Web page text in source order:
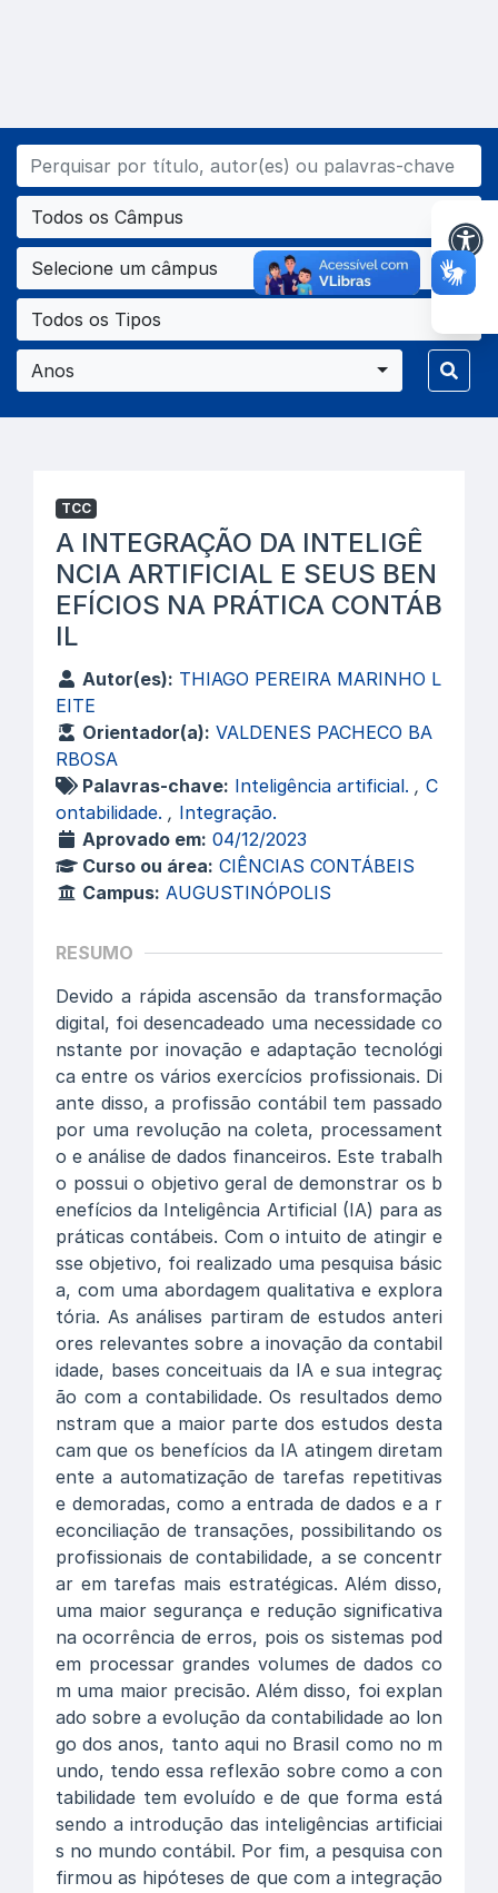
Todos os Câmpus
Selecione um câmpus
Todos os Tipos
Anos
TCC
A INTEGRAÇÃO DA INTELIGÊ
NCIA ARTIFICIAL E SEUS BEN
EFÍCIOS NA PRÁTICA CONTÁB
IL
Autor(es): THIAGO PEREIRA MARINHO L
EITE
Orientador(a): VALDENES PACHECO BA
RBOSA
Palavras-chave: Inteligência artificial. , C
ontabilidade. , Integração.
Aprovado em: 04/12/2023
Curso ou área: CIÊNCIAS CONTÁBEIS
Campus: AUGUSTINÓPOLIS
RESUMO
Devido a rápida ascensão da transformação
digital, foi desencadeado uma necessidade co
nstante por inovação e adaptação tecnológi
ca entre os vários exercícios profissionais. Di
ante disso, a profissão contábil tem passado
por uma revolução na coleta, processament
o e análise de dados financeiros. Este trabalh
o possui o objetivo geral de demonstrar os b
enefícios da Inteligência Artificial (IA) para as
práticas contábeis. Com o intuito de atingir e
sse objetivo, foi realizado uma pesquisa básic
a, com uma abordagem qualitativa e explora
tória. As análises partiram de estudos anteri
ores relevantes sobre a inovação da contabil
idade, bases conceituais da IA e sua integraç
ão com a contabilidade. Os resultados demo
nstram que a maior parte dos estudos desta
cam que os benefícios da IA atingem diretam
ente a automatização de tarefas repetitivas
e demoradas, como a entrada de dados e a r
econciliação de transações, possibilitando os
profissionais de contabilidade, a se concentr
ar em tarefas mais estratégicas. Além disso,
uma maior segurança e redução significativa
na ocorrência de erros, pois os sistemas pod
em processar grandes volumes de dados co
m uma maior precisão. Além disso, foi explan
ado sobre a evolução da contabilidade ao lon
go dos anos, tanto aqui no Brasil como no m
undo, tendo essa reflexão sobre como a con
tabilidade tem evoluído e de que forma está
sendo a introdução das inteligências artificiai
s no mundo contábil. Por fim, a pesquisa con
firmou as hipóteses de que com a integração